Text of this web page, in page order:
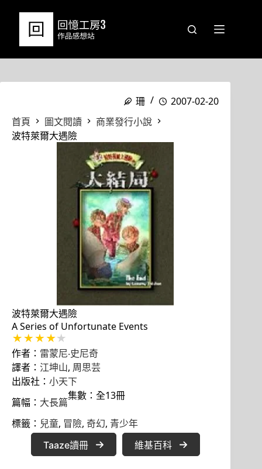
珊
2007-02-20
首頁
圖文閱讀
商業發行小說
波特萊爾大遇險
波特萊爾大遇險
A Series of Unfortunate Events
作者： 雷蒙尼‧史尼奇
譯者： 江坤山, 周思芸
出版社： 小天下
篇幅： 大長篇
集數：全13冊
標籤： 兒童, 冒險, 奇幻, 青少年
Taaze讀冊 維基百科